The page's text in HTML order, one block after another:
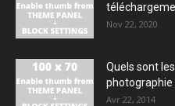
Nov 22, 2020
Quels sont
photographie
Avr 22, 2014